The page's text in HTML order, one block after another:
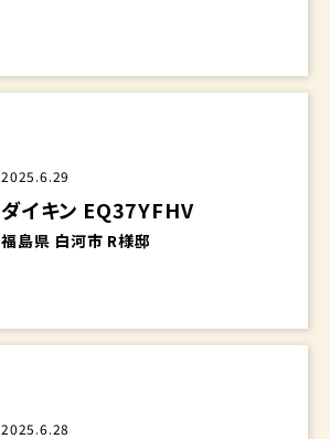
2025.6.29
ダイキン EQ37YFHV
福島県 白河市 R様邸
2025.6.28